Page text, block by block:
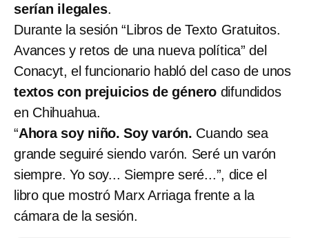
serían ilegales.
Durante la sesión “Libros de Texto Gratuitos.
Avances y retos de una nueva política” del
Conacyt, el funcionario habló del caso de unos
textos con prejuicios de género difundidos
en Chihuahua.
“Ahora soy niño. Soy varón. Cuando sea
grande seguiré siendo varón. Seré un varón
siempre. Yo soy... Siempre seré...”, dice el
libro que mostró Marx Arriaga frente a la
cámara de la sesión.